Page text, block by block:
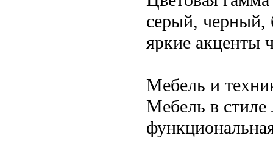
серый, черный,
яркие акценты
Мебель и
Мебель в